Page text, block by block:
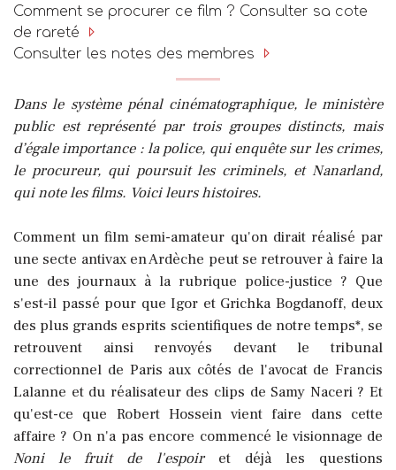
Comment se procurer ce film ? Consulter sa cote
de rareté
Consulter les notes des membres
Dans le système pénal cinématographique, le ministère
public est représenté par trois groupes distincts, mais
d’égale importance : la police, qui enquête sur les crimes,
le procureur, qui poursuit les criminels, et Nanarland,
qui note les films. Voici leurs histoires.
Comment un film semi-amateur qu'on dirait réalisé par
une secte antivax en Ardèche peut se retrouver à faire la
une des journaux à la rubrique police-justice ? Que
s'est-il passé pour que Igor et Grichka Bogdanoff, deux
des plus grands esprits scientifiques de notre temps*, se
retrouvent ainsi renvoyés devant le tribunal
correctionnel de Paris aux côtés de l'avocat de Francis
Lalanne et du réalisateur des clips de Samy Naceri ? Et
qu'est-ce que Robert Hossein vient faire dans cette
affaire ? On n'a pas encore commencé le visionnage de
Noni le fruit de l'espoiret déjà les questions